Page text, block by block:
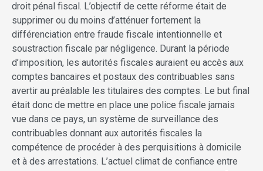
droit pénal fiscal. L’objectif de cette réforme était de
supprimer ou du moins d’atténuer fortement la
différenciation entre fraude fiscale intentionnelle et
soustraction fiscale par négligence. Durant la période
d’imposition, les autorités fiscales auraient eu accès aux
comptes bancaires et postaux des contribuables sans
avertir au préalable les titulaires des comptes. Le but final
était donc de mettre en place une police fiscale jamais
vue dans ce pays, un système de surveillance des
contribuables donnant aux autorités fiscales la
compétence de procéder à des perquisitions à domicile
et à des arrestations. L’actuel climat de confiance entre